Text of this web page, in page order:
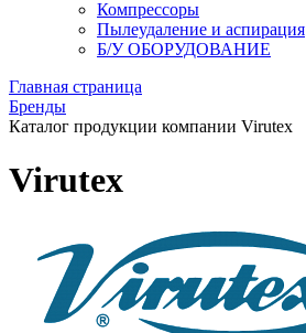
Компрессоры
Пылеудаление и аспирация
Б/У ОБОРУДОВАНИЕ
Главная страница
Бренды
Каталог продукции компании Virutex
Virutex